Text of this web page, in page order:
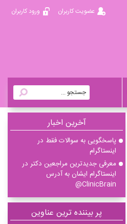
ورود کاربران عضویت کاربران
آخرين اخبار
پاسخگویی به سوالات فقط در
اینستاگرام
معرفی جدیدترین مراجعین دکتر در
اینستاگرام ایشان به آدرس
ClinicBrain@
پر بیننده ترین عناوین